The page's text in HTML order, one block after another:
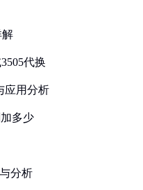
解
代换
应用分析
多少
分析